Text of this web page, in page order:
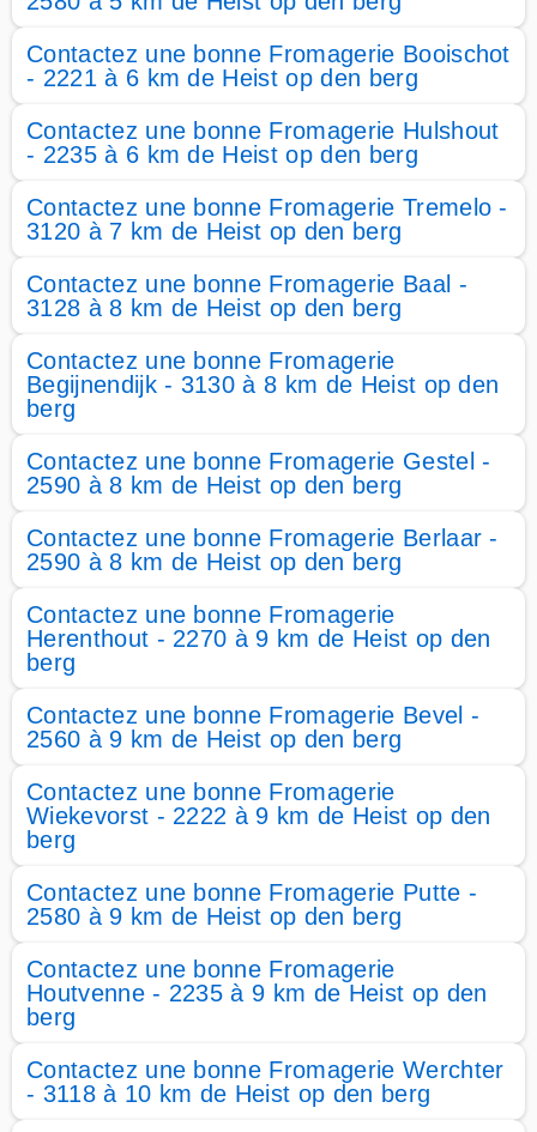
Contactez une bonne Fromagerie Booischot
- 2221 à 6 km de Heist op den berg
Contactez une bonne Fromagerie Hulshout
- 2235 à 6 km de Heist op den berg
Contactez une bonne Fromagerie Tremelo -
3120 à 7 km de Heist op den berg
Contactez une bonne Fromagerie Baal -
3128 à 8 km de Heist op den berg
Contactez une bonne Fromagerie
Begijnendijk - 3130 à 8 km de Heist op den
berg
Contactez une bonne Fromagerie Gestel -
2590 à 8 km de Heist op den berg
Contactez une bonne Fromagerie Berlaar -
2590 à 8 km de Heist op den berg
Contactez une bonne Fromagerie
Herenthout - 2270 à 9 km de Heist op den
berg
Contactez une bonne Fromagerie Bevel -
2560 à 9 km de Heist op den berg
Contactez une bonne Fromagerie
Wiekevorst - 2222 à 9 km de Heist op den
berg
Contactez une bonne Fromagerie Putte -
2580 à 9 km de Heist op den berg
Contactez une bonne Fromagerie
Houtvenne - 2235 à 9 km de Heist op den
berg
Contactez une bonne Fromagerie Werchter
- 3118 à 10 km de Heist op den berg